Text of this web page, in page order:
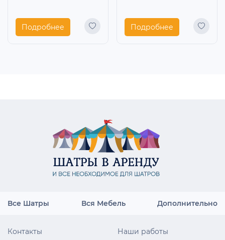
Подробнее Подробнее
Все Шатры Вся Мебель Дополнительно
Контакты
Наши работы